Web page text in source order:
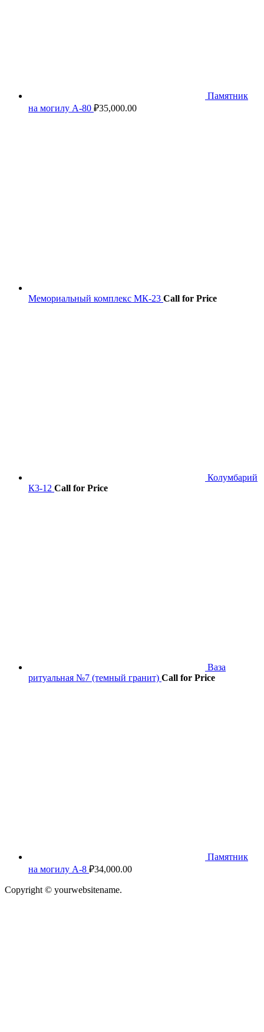
Памятник
на могилу А-80 ₽35,000.00
Мемориальный комплекс МК-23 Call for Price
Колумбарий
К3-12 Call for Price
Ваза
ритуальная №7 (темный гранит) Call for Price
Памятник
на могилу А-8 ₽34,000.00
Copyright © yourwebsitename.